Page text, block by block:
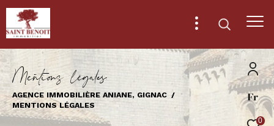
Fr
0
Mentios légae
AGENCE IMMOBILIÈRE ANIANE, GIGNAC
MENTIONS LÉGALES
Effectuer une recherche
et trouver le bien qui correspond à vos